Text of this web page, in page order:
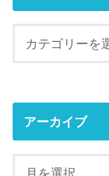
アーカイブ